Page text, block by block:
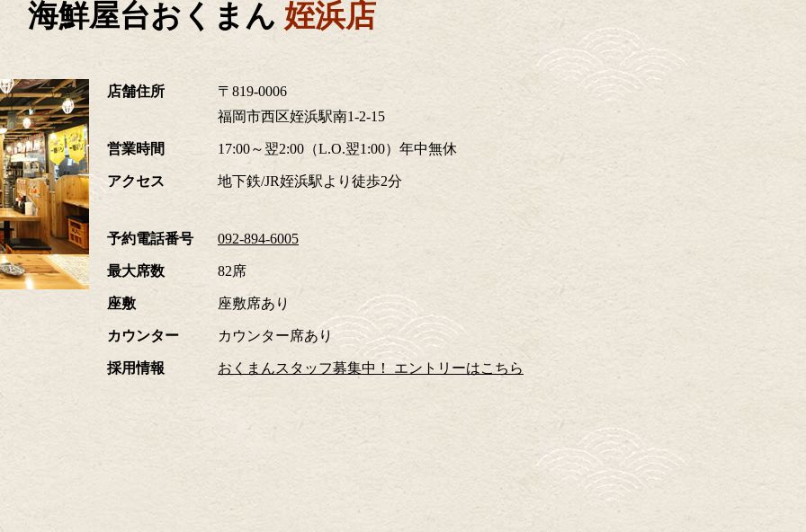
海鮮屋台おくまん 姪浜店
店舗住所
〒819-0006
福岡市西区姪浜駅南1-2-15
営業時間 17:00～翌2:00（L.O.翌1:00）年中無休
アクセス 地下鉄/JR姪浜駅より徒歩2分
予約電話番号 092-894-6005
最大席数 82席
座敷 座敷席あり
カウンター カウンター席あり
採用情報 おくまんスタッフ募集中！ エントリーはこちら